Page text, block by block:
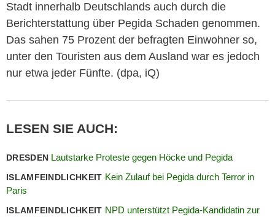
Stadt innerhalb Deutschlands auch durch die
Berichterstattung über Pegida Schaden genommen.
Das sahen 75 Prozent der befragten Einwohner so,
unter den Touristen aus dem Ausland war es jedoch
nur etwa jeder Fünfte. (dpa, iQ)
LESEN SIE AUCH:
DRESDEN Lautstarke Proteste gegen Höcke und Pegida
ISLAMFEINDLICHKEIT Kein Zulauf bei Pegida durch Terror in
Paris
ISLAMFEINDLICHKEIT NPD unterstützt Pegida-Kandidatin zur